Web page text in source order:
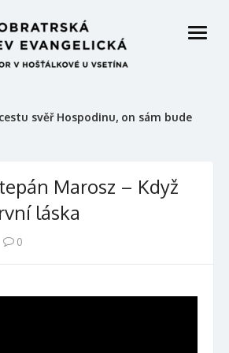
svěř Hospodinu, on sám bude
open
Marosz – Když
láska
0